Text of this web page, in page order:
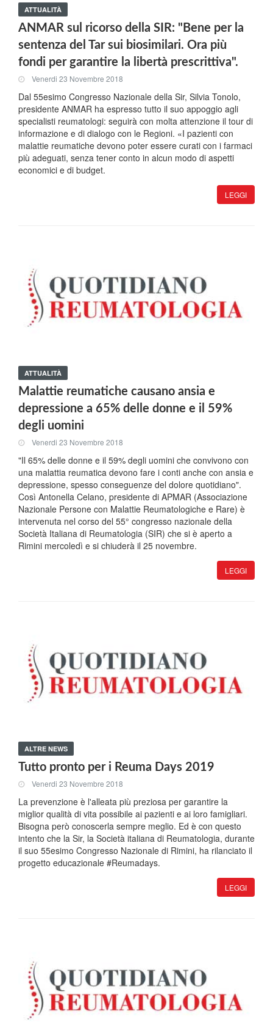
ATTUALITÀ
ANMAR sul ricorso della SIR: "Bene per la
sentenza del Tar sui biosimilari. Ora più
fondi per garantire la libertà prescrittiva".
Venerdi 23 Novembre 2018
Dal 55esimo Congresso Nazionale della Sir, Silvia Tonolo,
presidente ANMAR ha espresso tutto il suo appoggio agli
specialisti reumatologi: seguirà con molta attenzione il tour di
informazione e di dialogo con le Regioni. «I pazienti con
malattie reumatiche devono poter essere curati con i farmaci
più adeguati, senza tener conto in alcun modo di aspetti
economici e di budget.
LEGGI
ATTUALITÀ
Malattie reumatiche causano ansia e
depressione a 65% delle donne e il 59%
degli uomini
Venerdi 23 Novembre 2018
"Il 65% delle donne e il 59% degli uomini che convivono con
una malattia reumatica devono fare i conti anche con ansia e
depressione, spesso conseguenze del dolore quotidiano".
Così Antonella Celano, presidente di APMAR (Associazione
Nazionale Persone con Malattie Reumatologiche e Rare) è
intervenuta nel corso del 55° congresso nazionale della
Società Italiana di Reumatologia (SIR) che si è aperto a
Rimini mercoledì e si chiuderà il 25 novembre.
LEGGI
ALTRE NEWS
Tutto pronto per i Reuma Days 2019
Venerdi 23 Novembre 2018
La prevenzione è l'alleata più preziosa per garantire la
miglior qualità di vita possibile ai pazienti e ai loro famigliari.
Bisogna però conoscerla sempre meglio. Ed è con questo
intento che la Sir, la Società italiana di Reumatologia, durante
il suo 55esimo Congresso Nazionale di Rimini, ha rilanciato il
progetto educazionale #Reumadays.
LEGGI